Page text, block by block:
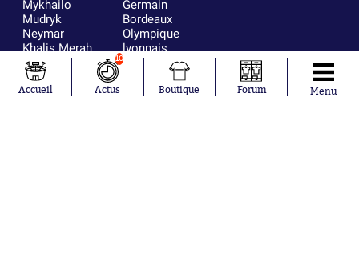
Mykhailo
Mudryk
Neymar
Khalis Merah
Loïs Openda
Moussa
Niakhaté
Germain
Bordeaux
Olympique
lyonnais
FIFA
Real Madrid
RC Strasbourg
Accueil
10
Actus Boutique Forum Menu